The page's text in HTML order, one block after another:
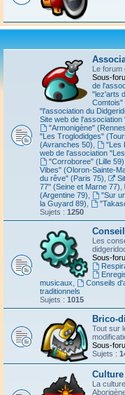
Le forum
Sous-
de
"lez'arts
"l'association du
Site web de l'association
"Armonigène"
"Les Troglodidges"
(Avranches 50)
"Les
web de l'association
"Corroboree" (Lille 59)
Vibes" (Oloron-Sainte-
du rêve" (Paris 75)
77" (Seine et Marne 77)
(Argentine 79)
"Sur
la Guyard 89)
Sujets : 1250
Les
Sous-
musicaux
Conseils
traditionnels
Sujets : 1015
Brico-
Tout sur
Sous-
Sujets :
La culture